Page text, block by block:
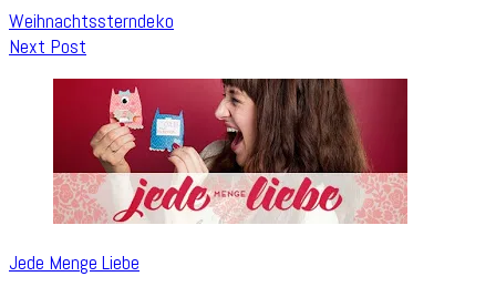
Weihnachtssterndeko
Next Post
Jede Menge Liebe